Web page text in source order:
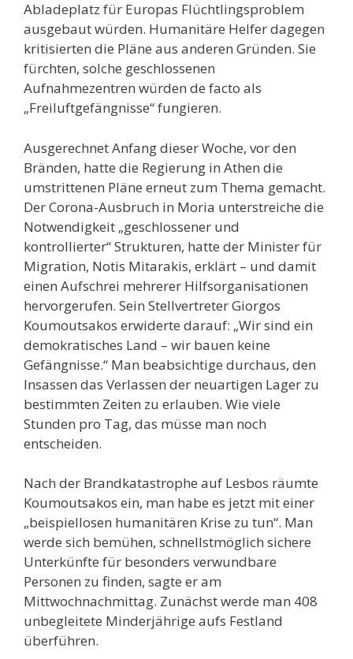
Abladeplatz für Europas Flüchtlingsproblem
ausgebaut würden. Humanitäre Helfer dagegen
kritisierten die Pläne aus anderen Gründen. Sie
fürchten, solche geschlossenen
Aufnahmezentren würden de facto als
„Freiluftgefängnisse“ fungieren.
Ausgerechnet Anfang dieser Woche, vor den
Bränden, hatte die Regierung in Athen die
umstrittenen Pläne erneut zum Thema gemacht.
Der Corona-Ausbruch in Moria unterstreiche die
Notwendigkeit „geschlossener und
kontrollierter“ Strukturen, hatte der Minister für
Migration, Notis Mitarakis, erklärt – und damit
einen Aufschrei mehrerer Hilfsorganisationen
hervorgerufen. Sein Stellvertreter Giorgos
Koumoutsakos erwiderte darauf: „Wir sind ein
demokratisches Land – wir bauen keine
Gefängnisse.“ Man beabsichtige durchaus, den
Insassen das Verlassen der neuartigen Lager zu
bestimmten Zeiten zu erlauben. Wie viele
Stunden pro Tag, das müsse man noch
entscheiden.
Nach der Brandkatastrophe auf Lesbos räumte
Koumoutsakos ein, man habe es jetzt mit einer
„beispiellosen humanitären Krise zu tun“. Man
werde sich bemühen, schnellstmöglich sichere
Unterkünfte für besonders verwundbare
Personen zu finden, sagte er am
Mittwochnachmittag. Zunächst werde man 408
unbegleitete Minderjährige aufs Festland
überführen.